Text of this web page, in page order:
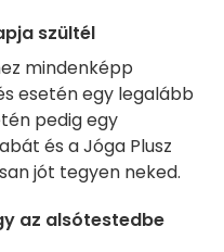
szültél
mindenképp
esetén egy legalább
pedig egy
és a Jóga Plusz
jót tegyen neked.
az alsótestedbe